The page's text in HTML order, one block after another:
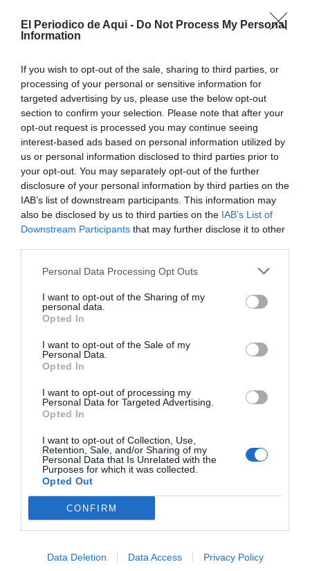
El Periodico de Aqui - Do Not Process My Personal
Information
If you wish to opt-out of the sale, sharing to third parties, or
processing of your personal or sensitive information for
targeted advertising by us, please use the below opt-out
section to confirm your selection. Please note that after your
opt-out request is processed you may continue seeing
interest-based ads based on personal information utilized by
us or personal information disclosed to third parties prior to
your opt-out. You may separately opt-out of the further
disclosure of your personal information by third parties on the
IAB’s list of downstream participants. This information may
also be disclosed by us to third parties on the IAB’s List of
Downstream Participants that may further disclose it to other
Personal Data Processing Opt Outs
I want to opt-out of the Sharing of my
personal data.
Opted In
I want to opt-out of the Sale of my
Personal Data.
Opted In
I want to opt-out of processing my
Personal Data for Targeted Advertising.
Opted In
I want to opt-out of Collection, Use,
Retention, Sale, and/or Sharing of my
Personal Data that Is Unrelated with the
Purposes for which it was collected.
Opted Out
CONFIRM
Data Deletion Data Access Privacy Policy
España ha sido elcuarto país
su mayor presencia histórica en unos Gay Games, con
medallas en ajedrez, vóley playa, baloncesto,
atletismo, natación, aguas abiertas y las pruebas de
10 kilómetros.
Un punto de encuentro muy visitado
Jardín del Turia, escenario del punto de encuentro
del evento, ha recibido unas
actividades como las "Charlas Orgullosas" y el desfile
"Queer Fashion Show". El festival de cine "Pride in
que la ceremonia inaugural ha reunido a13.500